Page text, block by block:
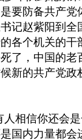
要防备共产党
记赵紫阳到全
各个机关的干
了，中国的老
新的共产党政
人相信你还会
国内力量都会